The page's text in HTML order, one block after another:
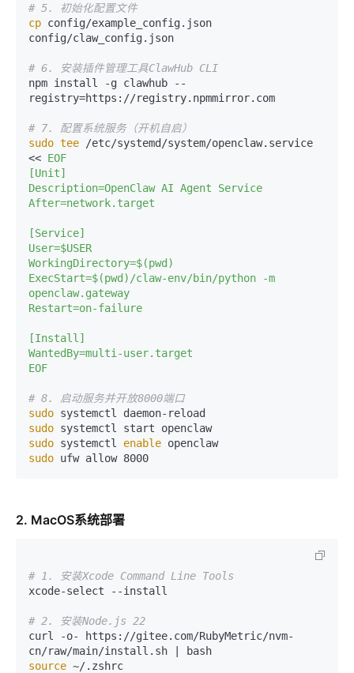
# 5. 初始化配置文件
cp config/example_config.json
config/claw_config.json
# 6. 安装插件管理工具ClawHub CLI
npm install -g clawhub --
registry=https://registry.npmmirror.com
# 7. 配置系统服务（开机自启）
sudo tee /etc/systemd/system/openclaw.service
<< EOF
[Unit]
Description=OpenClaw AI Agent Service
After=network.target
[Service]
User=$USER
WorkingDirectory=$(pwd)
ExecStart=$(pwd)/claw-env/bin/python -m
openclaw.gateway
Restart=on-failure
[Install]
WantedBy=multi-user.target
EOF
# 8. 启动服务并开放8000端口
sudo
sudo
sudo systemctl enable
sudo
2. MacOS系统部署
# 1. 安装Xcode Command Line Tools
xcode-select --install
# 2. 安装Node.js 22
curl -o- https://gitee.com/RubyMetric/nvm-
source ~/.zshrc